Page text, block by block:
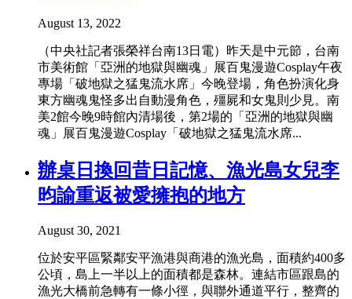
August 13, 2022
（中央社記者張榮祥台南13日電）昨天是中元節，台南
市美術館「亞洲的地獄與幽魂」展百鬼漫遊Cosplay午夜
專場「破地獄之猛鬼流水席」今晚登場，角色扮演化身
東方幽魂鬼怪多出自動漫角色，殭屍和女鬼則少見。南
美2館今晚9時館內清場後，第2場的「亞洲的地獄與幽
魂」展百鬼漫遊Cosplay「破地獄之猛鬼流水席...
辦桌日換回昔日記憶、漁光島女兒李
昀諭重返被愛擁抱的地方
August 30, 2021
位於安平區緊鄰安平漁港與商港的漁光島，面積約400多
公頃，島上一半以上的面積都是森林。連結市區跟島的
漁光大橋前急轉有一條小徑，與聯外通道平行，整齊的